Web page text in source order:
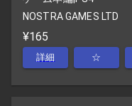
NOSTRA GAMES LTD
¥165
詳細 ☆